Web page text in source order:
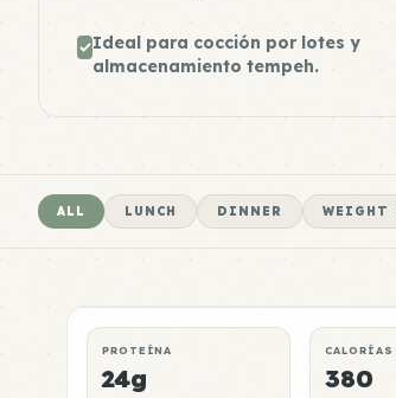
Ideal para cocción por lotes y
almacenamiento tempeh.
ALL LUNCH DINNER WEIGHT
PROTEÍNA
24g
CALORÍAS
380